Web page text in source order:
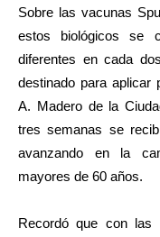
Sobre las vacunas
estos biológicos se
diferentes en cada
destinado para aplicar
A. Madero de la
tres semanas se
avanzando en la
mayores de 60 años.
Recordó que con las